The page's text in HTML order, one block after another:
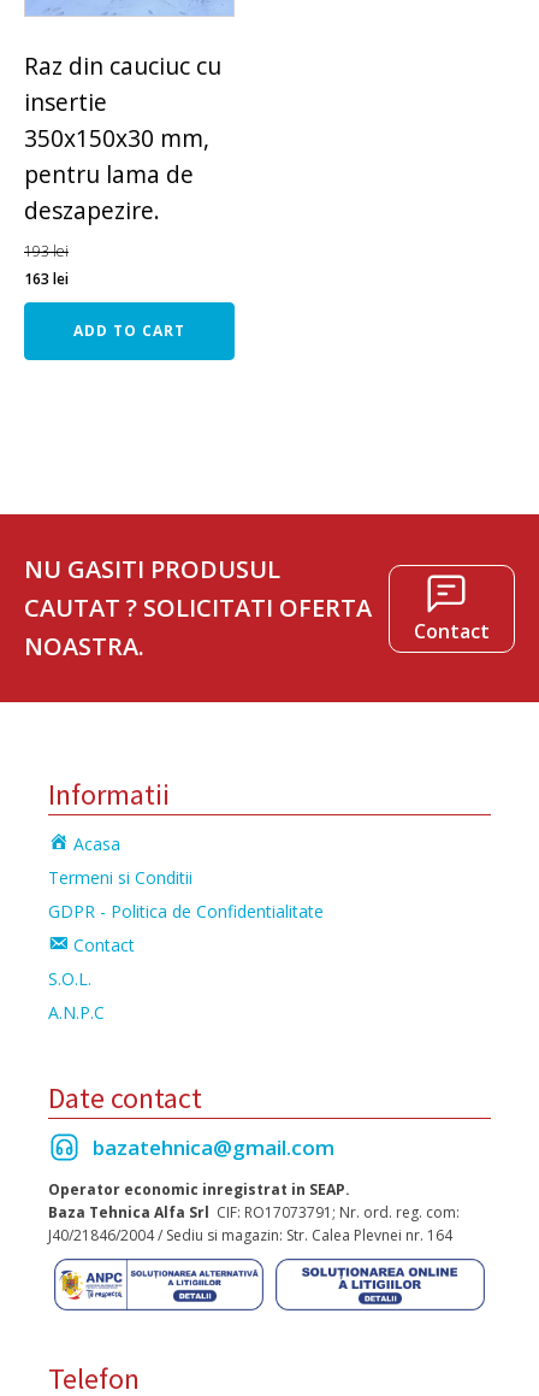
Raz din cauciuc cu
insertie
350x150x30 mm,
pentru lama de
deszapezire.
193lei
163 lei
ADD TO CART
NU GASITI PRODUSUL
CAUTAT ? SOLICITATI OFERTA
NOASTRA.
Contact
Informatii
Acasa
Termeni si Conditii
GDPR - Politica de Confidentialitate
Contact
S.O.L.
A.N.P.C
Date contact
bazatehnica@gmail.com
Operator economic inregistrat in SEAP.
Baza Tehnica Alfa Srl CIF: RO17073791; Nr. ord. reg. com:
J40/21846/2004 / Sediu si magazin: Str. Calea Plevnei nr. 164
Telefon